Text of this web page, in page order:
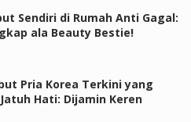
Sendiri di Rumah Anti Gagal:
ala Beauty Bestie!
Pria Korea Terkini yang
Hati: Dijamin Keren